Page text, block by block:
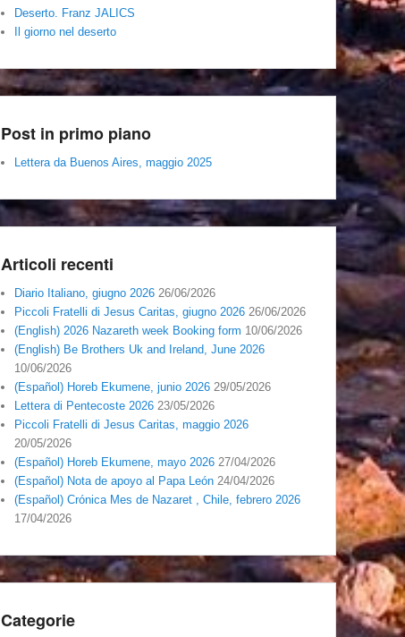
Deserto. Franz JALICS
Il giorno nel deserto
Post in primo piano
Lettera da Buenos Aires, maggio 2025
Articoli recenti
Diario Italiano, giugno 2026 26/06/2026
Piccoli Fratelli di Jesus Caritas, giugno 2026 26/06/2026
(English) 2026 Nazareth week Booking form 10/06/2026
(English) Be Brothers Uk and Ireland, June 2026
10/06/2026
(Español) Horeb Ekumene, junio 2026 29/05/2026
Lettera di Pentecoste 2026 23/05/2026
Piccoli Fratelli di Jesus Caritas, maggio 2026
20/05/2026
(Español) Horeb Ekumene, mayo 2026 27/04/2026
(Español) Nota de apoyo al Papa León 24/04/2026
(Español) Crónica Mes de Nazaret , Chile, febrero 2026
17/04/2026
Categorie